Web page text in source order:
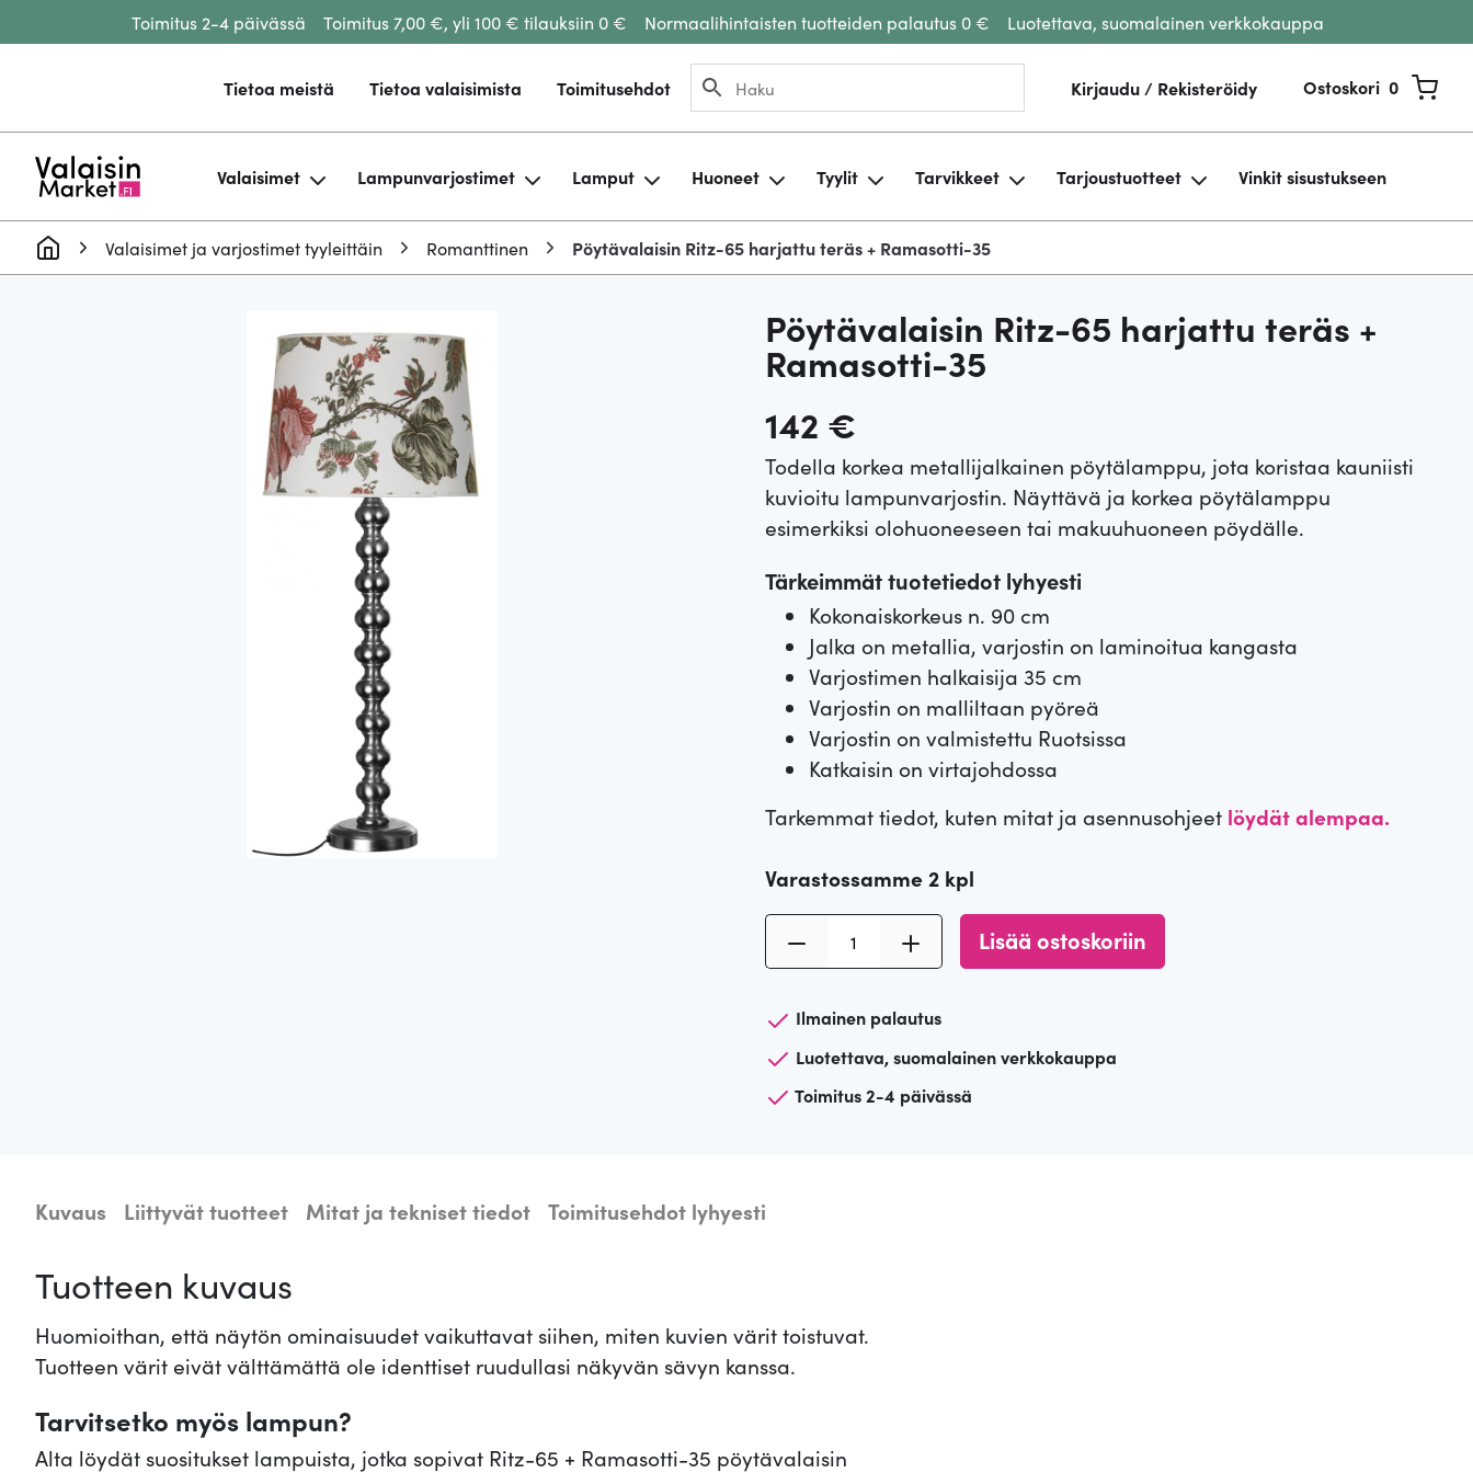
Toimitus 2-4 päivässä Toimitus 7,00 €, yli 100 € tilauksiin 0 € Normaalihintaisten tuotteiden palautus 0 € Luotettava, suomalainen verkkokauppa
Tietoa meistä Tietoa valaisimista Toimitusehdot Kirjaudu / Rekisteröidy Ostoskori 0
Valaisimet Lampunvarjostimet Lamput Huoneet Tyylit Tarvikkeet Tarjoustuotteet Vinkit sisustukseen
Valaisimet ja varjostimet tyyleittäin Romanttinen Pöytävalaisin Ritz-65 harjattu teräs + Ramasotti-35
Pöytävalaisin Ritz-65 harjattu teräs +
Ramasotti-35
142 €
Todella korkea metallijalkainen pöytälamppu, jota koristaa kauniisti
kuvioitu lampunvarjostin. Näyttävä ja korkea pöytälamppu
esimerkiksi olohuoneeseen tai makuuhuoneen pöydälle.
Tärkeimmät tuotetiedot lyhyesti
Kokonaiskorkeus n. 90 cm
Jalka on metallia, varjostin on laminoitua kangasta
Varjostimen halkaisija 35 cm
Varjostin on malliltaan pyöreä
Varjostin on valmistettu Ruotsissa
Katkaisin on virtajohdossa
Tarkemmat tiedot, kuten mitat ja asennusohjeet löydät alempaa.
Varastossamme 2 kpl
t
ä
a
R
-
Lisää ostoskoriin
Ilmainen palautus
Luotettava, suomalainen verkkokauppa
Toimitus 2-4 päivässä
Kuvaus Liittyvät tuotteet Mitat ja tekniset tiedot Toimitusehdot lyhyesti
Tuotteen kuvaus
Huomioithan, että näytön ominaisuudet vaikuttavat siihen, miten kuvien värit toistuvat.
Tuotteen värit eivät välttämättä ole identtiset ruudullasi näkyvän sävyn kanssa.
Tarvitsetko myös lampun?
Alta löydät suositukset lampuista, jotka sopivat Ritz-65 + Ramasotti-35 pöytävalaisin